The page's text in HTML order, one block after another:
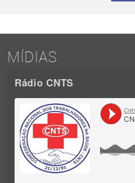
MÍDIAS
Rádio CNTS